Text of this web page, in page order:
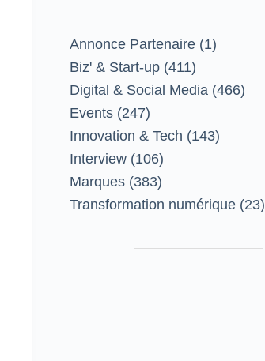
Annonce Partenaire (1)
Biz' & Start-up (411)
Digital & Social Media (466)
Events (247)
Innovation & Tech (143)
Interview (106)
Marques (383)
Transformation numérique (23)